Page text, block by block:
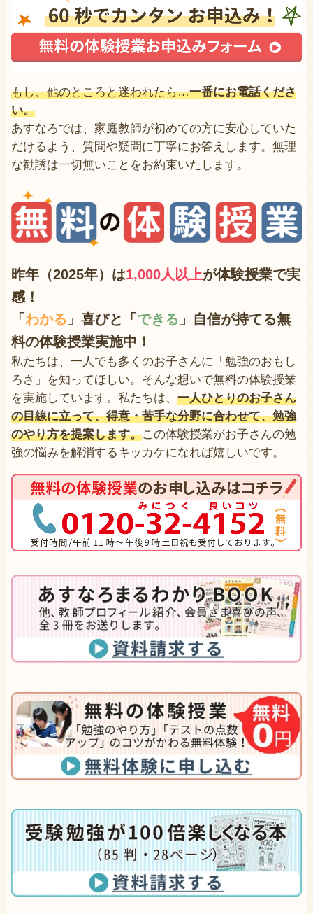
もし、他のところと迷われたら…一番にお電話くださ
い。
あすなろでは、家庭教師が初めての方に安心していた
だけるよう、質問や疑問に丁寧にお答えします。無理
な勧誘は一切無いことをお約束いたします。
昨年（2025年）は1,000人以上が体験授業で実
感！
「 わかる 」喜びと「 できる 」自信が持てる無
料の体験授業実施中！
私たちは、一人でも多くのお子さんに「勉強のおもし
ろさ」を知ってほしい。そんな想いで無料の体験授業
を実施しています。私たちは、 一人ひとりのお子さん
の目線に立って、得意・苦手な分野に合わせて、勉強
のやり方を提案します。この体験授業がお子さんの勉
強の悩みを解消するキッカケになれば嬉しいです。